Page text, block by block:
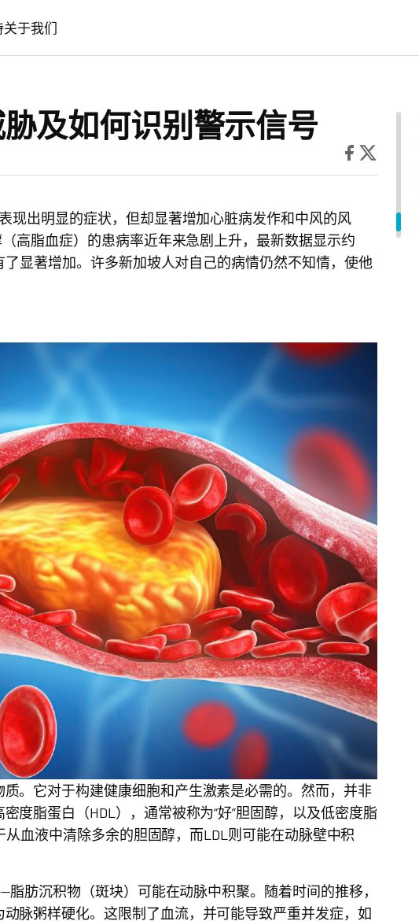
关于我们
及如何识别警示信号
现出明显的症状，但却显著增加心脏病发作和中风的风
高脂血症）的患病率近年来急剧上升，最新数据显示约
显著增加。许多新加坡人对自己的病情仍然不知情，使他
。它对于构建健康细胞和产生激素是必需的。然而，并非
度脂蛋白（HDL），通常被称为“好”胆固醇，以及低密度脂
从血液中清除多余的胆固醇，而LDL则可能在动脉壁中积
肪沉积物（斑块）可能在动脉中积聚。随着时间的推移，
脉粥样硬化。这限制了血流，并可能导致严重并发症，如